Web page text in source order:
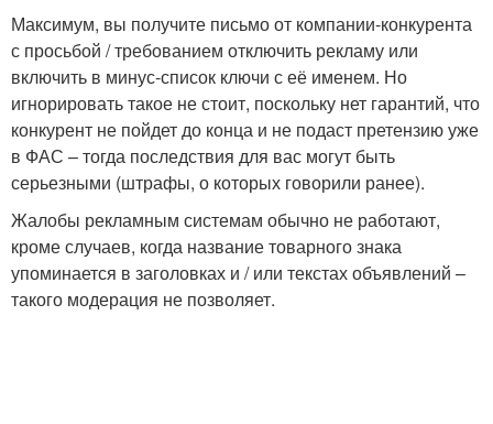
Максимум, вы получите письмо от компании-конкурента
с просьбой / требованием отключить рекламу или
включить в минус-список ключи с её именем. Но
игнорировать такое не стоит, поскольку нет гарантий, что
конкурент не пойдет до конца и не подаст претензию уже
в ФАС – тогда последствия для вас могут быть
серьезными (штрафы, о которых говорили ранее).
Жалобы рекламным системам обычно не работают,
кроме случаев, когда название товарного знака
упоминается в заголовках и / или текстах объявлений –
такого модерация не позволяет.